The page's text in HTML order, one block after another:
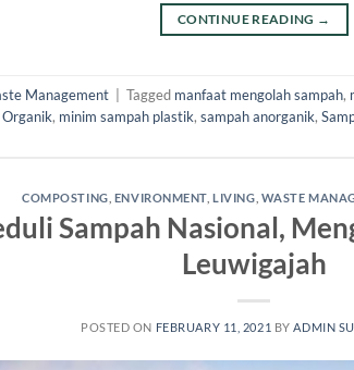
CONTINUE READING →
Management | Tagged manfaat mengolah sampah,
Organik, minim sampah plastik, sampah anorganik,
COMPOSTING ENVIRONMENT ,LIVING WASTE
Sampah Nasional,
Leuwigajah
POSTED ON FEBRUARY 11, 2021 BYADMIN